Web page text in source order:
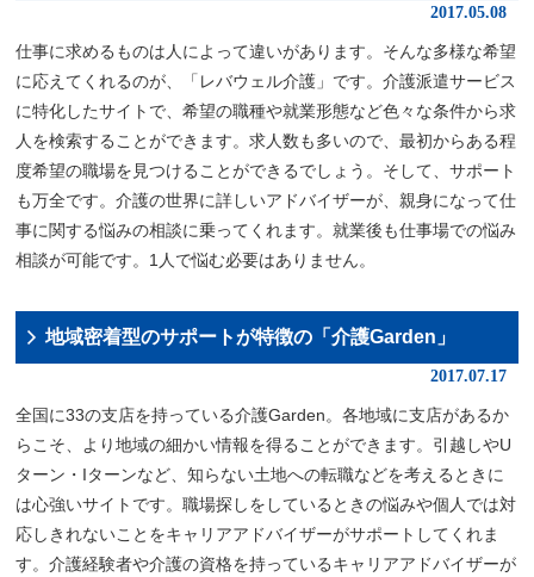
2017.05.08
仕事に求めるものは人によって違いがあります。そんな多様な希望
に応えてくれるのが、「レバウェル介護」です。介護派遣サービス
に特化したサイトで、希望の職種や就業形態など色々な条件から求
人を検索することができます。求人数も多いので、最初からある程
度希望の職場を見つけることができるでしょう。そして、サポート
も万全です。介護の世界に詳しいアドバイザーが、親身になって仕
事に関する悩みの相談に乗ってくれます。就業後も仕事場での悩み
相談が可能です。1人で悩む必要はありません。
地域密着型のサポートが特徴の「介護Garden」
2017.07.17
全国に33の支店を持っている介護Garden。各地域に支店があるか
らこそ、より地域の細かい情報を得ることができます。引越しやU
ターン・Iターンなど、知らない土地への転職などを考えるときに
は心強いサイトです。職場探しをしているときの悩みや個人では対
応しきれないことをキャリアアドバイザーがサポートしてくれま
す。介護経験者や介護の資格を持っているキャリアアドバイザーが